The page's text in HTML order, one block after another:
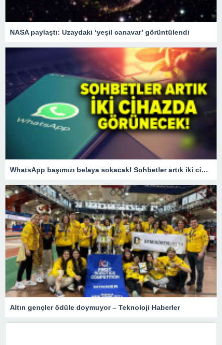
NASA paylaştı: Uzaydaki ‘yeşil canavar’ görüntülendi
WhatsApp başımızı belaya sokacak! Sohbetler artık iki cihazda görünecek!
Altın gençler ödüle doymuyor – Teknoloji Haberler